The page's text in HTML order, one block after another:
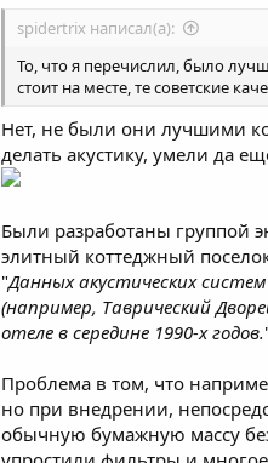
spidertrix написал(а):
То, что я перечислил, было
стоит на месте, те советские
Нет, не были они лучшими
делать акустику, умели да
Были разработаны группой
элитный коттеджный
"Данных акустических
(например, Таврический
отеле в середине 1990-х годов.
Проблема в том, что
но при внедрении,
обычную бумажную массу